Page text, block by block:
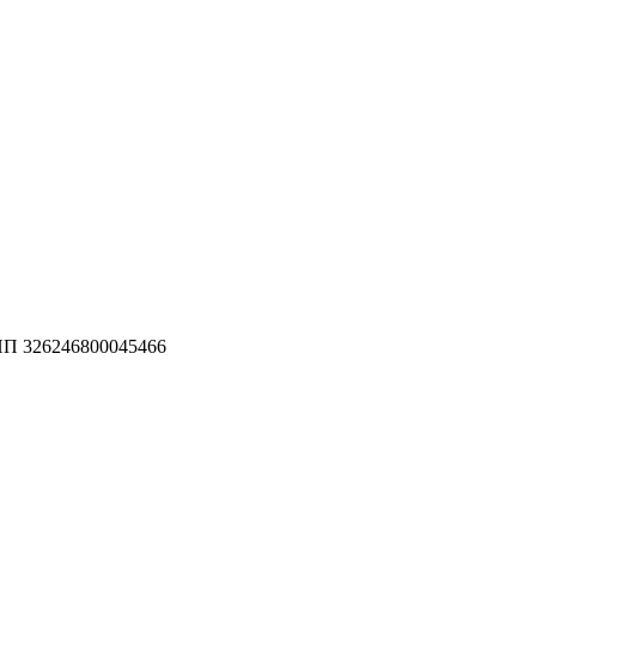
326246800045466